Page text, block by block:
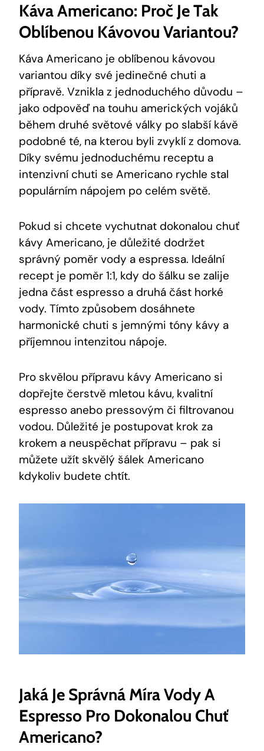
Káva Americano: Proč Je Tak
Oblíbenou Kávovou Variantou?
Káva Americano je oblíbenou kávovou
variantou díky své jedinečné chuti a
přípravě. Vznikla z jednoduchého důvodu –
jako odpověď na touhu amerických vojáků
během druhé světové války po slabší kávě
podobné té, na kterou byli zvyklí z domova.
Díky svému jednoduchému receptu a
intenzivní chuti se Americano rychle stal
populárním nápojem po celém světě.
Pokud si chcete vychutnat dokonalou chuť
kávy Americano, je důležité dodržet
správný poměr vody a espressa. Ideální
recept je poměr 1:1, kdy do šálku se zalije
jedna část espresso a druhá část horké
vody. Tímto způsobem dosáhnete
harmonické chuti s jemnými tóny kávy a
příjemnou intenzitou nápoje.
Pro skvělou přípravu kávy Americano si
dopřejte čerstvě mletou kávu, kvalitní
espresso anebo pressovým či filtrovanou
vodou. Důležité je postupovat krok za
krokem a neuspěchat přípravu – pak si
můžete užít skvělý šálek Americano
kdykoliv budete chtít.
Jaká Je Správná Míra Vody A
Espresso Pro Dokonalou Chuť
Americano?